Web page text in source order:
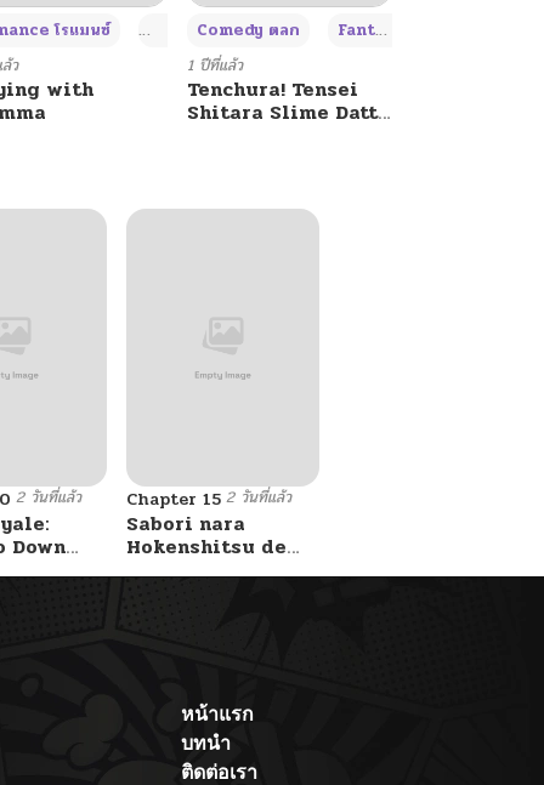
+4
โรแมนซ์ Adult ผู้ใหญ่ +4
ว
with
Comedy ตลก Fantasy แฟนตาซี
1 ปีที่แล้ว
Tenchura! Tensei
Shitara Slime Datta
2 วันที่แล้ว
Down
Fight!
Chapter 15 2 วันที่แล้ว
Sabori nara
Hokenshitsu de
Douzo?
หน้าแรก
บทนำ
ติดต่อเรา